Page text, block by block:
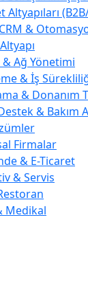
Altyapıları
&
Ağ Yönetimi
& İş
& Donanım
& Bakım
Firmalar
& E-Ticaret
& Servis
Medikal